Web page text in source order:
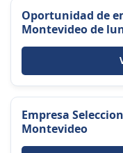
Oportunidad de
Montevideo de
Empresa
Montevideo